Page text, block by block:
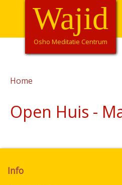
Overslaan
de
HoofdnavigatieWajid
Osho Meditatie Centrum
Home
Open Huis -
Info